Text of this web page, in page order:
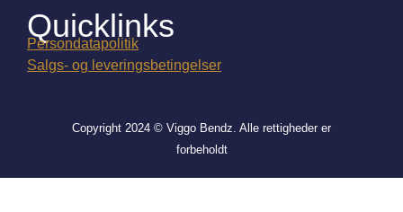
Quicklinks
Persondatapolitik
Salgs- og leveringsbetingelser
Copyright 2024 © Viggo Bendz. Alle rettigheder er
forbeholdt